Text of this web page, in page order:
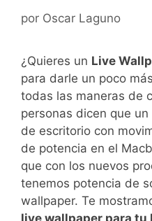
por Oscar Laguno
¿Quieres un Live
para darle un poco
todas las maneras de
personas dicen que
de escritorio con
de potencia en el
que con los nuevos
tenemos potencia de
wallpaper. Te
live wallpaper para tu